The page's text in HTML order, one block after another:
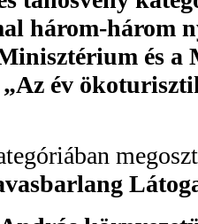
három-három
és a
év